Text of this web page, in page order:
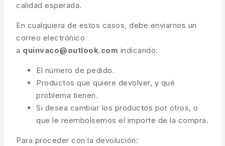
calidad esperada.
En cualquiera de estos casos, debe enviarnos un
correo electrónico
a quinvaco@outlook.com indicando:
El número de pedido.
Productos que quiere devolver, y qué
problema tienen.
Si desea cambiar los productos por otros, o
que le reembolsemos el importe de la compra.
Para proceder con la devolución: